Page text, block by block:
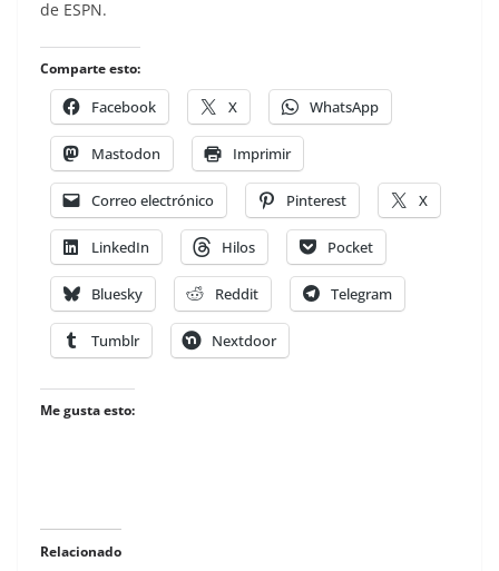
de ESPN.
Comparte esto:
Facebook X WhatsApp
Mastodon Imprimir
Correo electrónico Pinterest X
LinkedIn Hilos Pocket
Bluesky Reddit Telegram
Tumblr Nextdoor
Me gusta esto:
Relacionado